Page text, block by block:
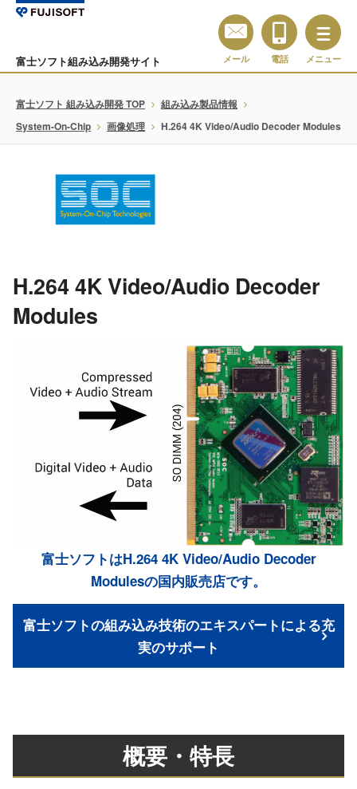
富士ソフト組み込み開発サイト メール 電話 メニュー
富士ソフト 組み込み開発 TOP
組み込み製品情報
System-On-Chip
画像処理 H.264 4K Video/Audio Decoder Modules
H.264 4K Video/Audio Decoder
Modules
富士ソフトはH.264 4K Video/Audio Decoder
Modulesの国内販売店です。
富士ソフトの組み込み技術のエキスパートによる充
実のサポート
概要・特長